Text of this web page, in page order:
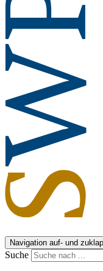
Navigation auf- und
Suche